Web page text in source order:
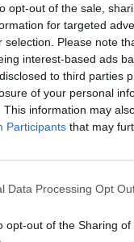
opt-out of the sale,
for targeted
selection. Please note
interest-based ads
to third parties
of your personal
This information may
Participants that may
Data Processing Opt
opt-out of the Sharing of
σε
του
Άμυνας
ο...
Οκτώ